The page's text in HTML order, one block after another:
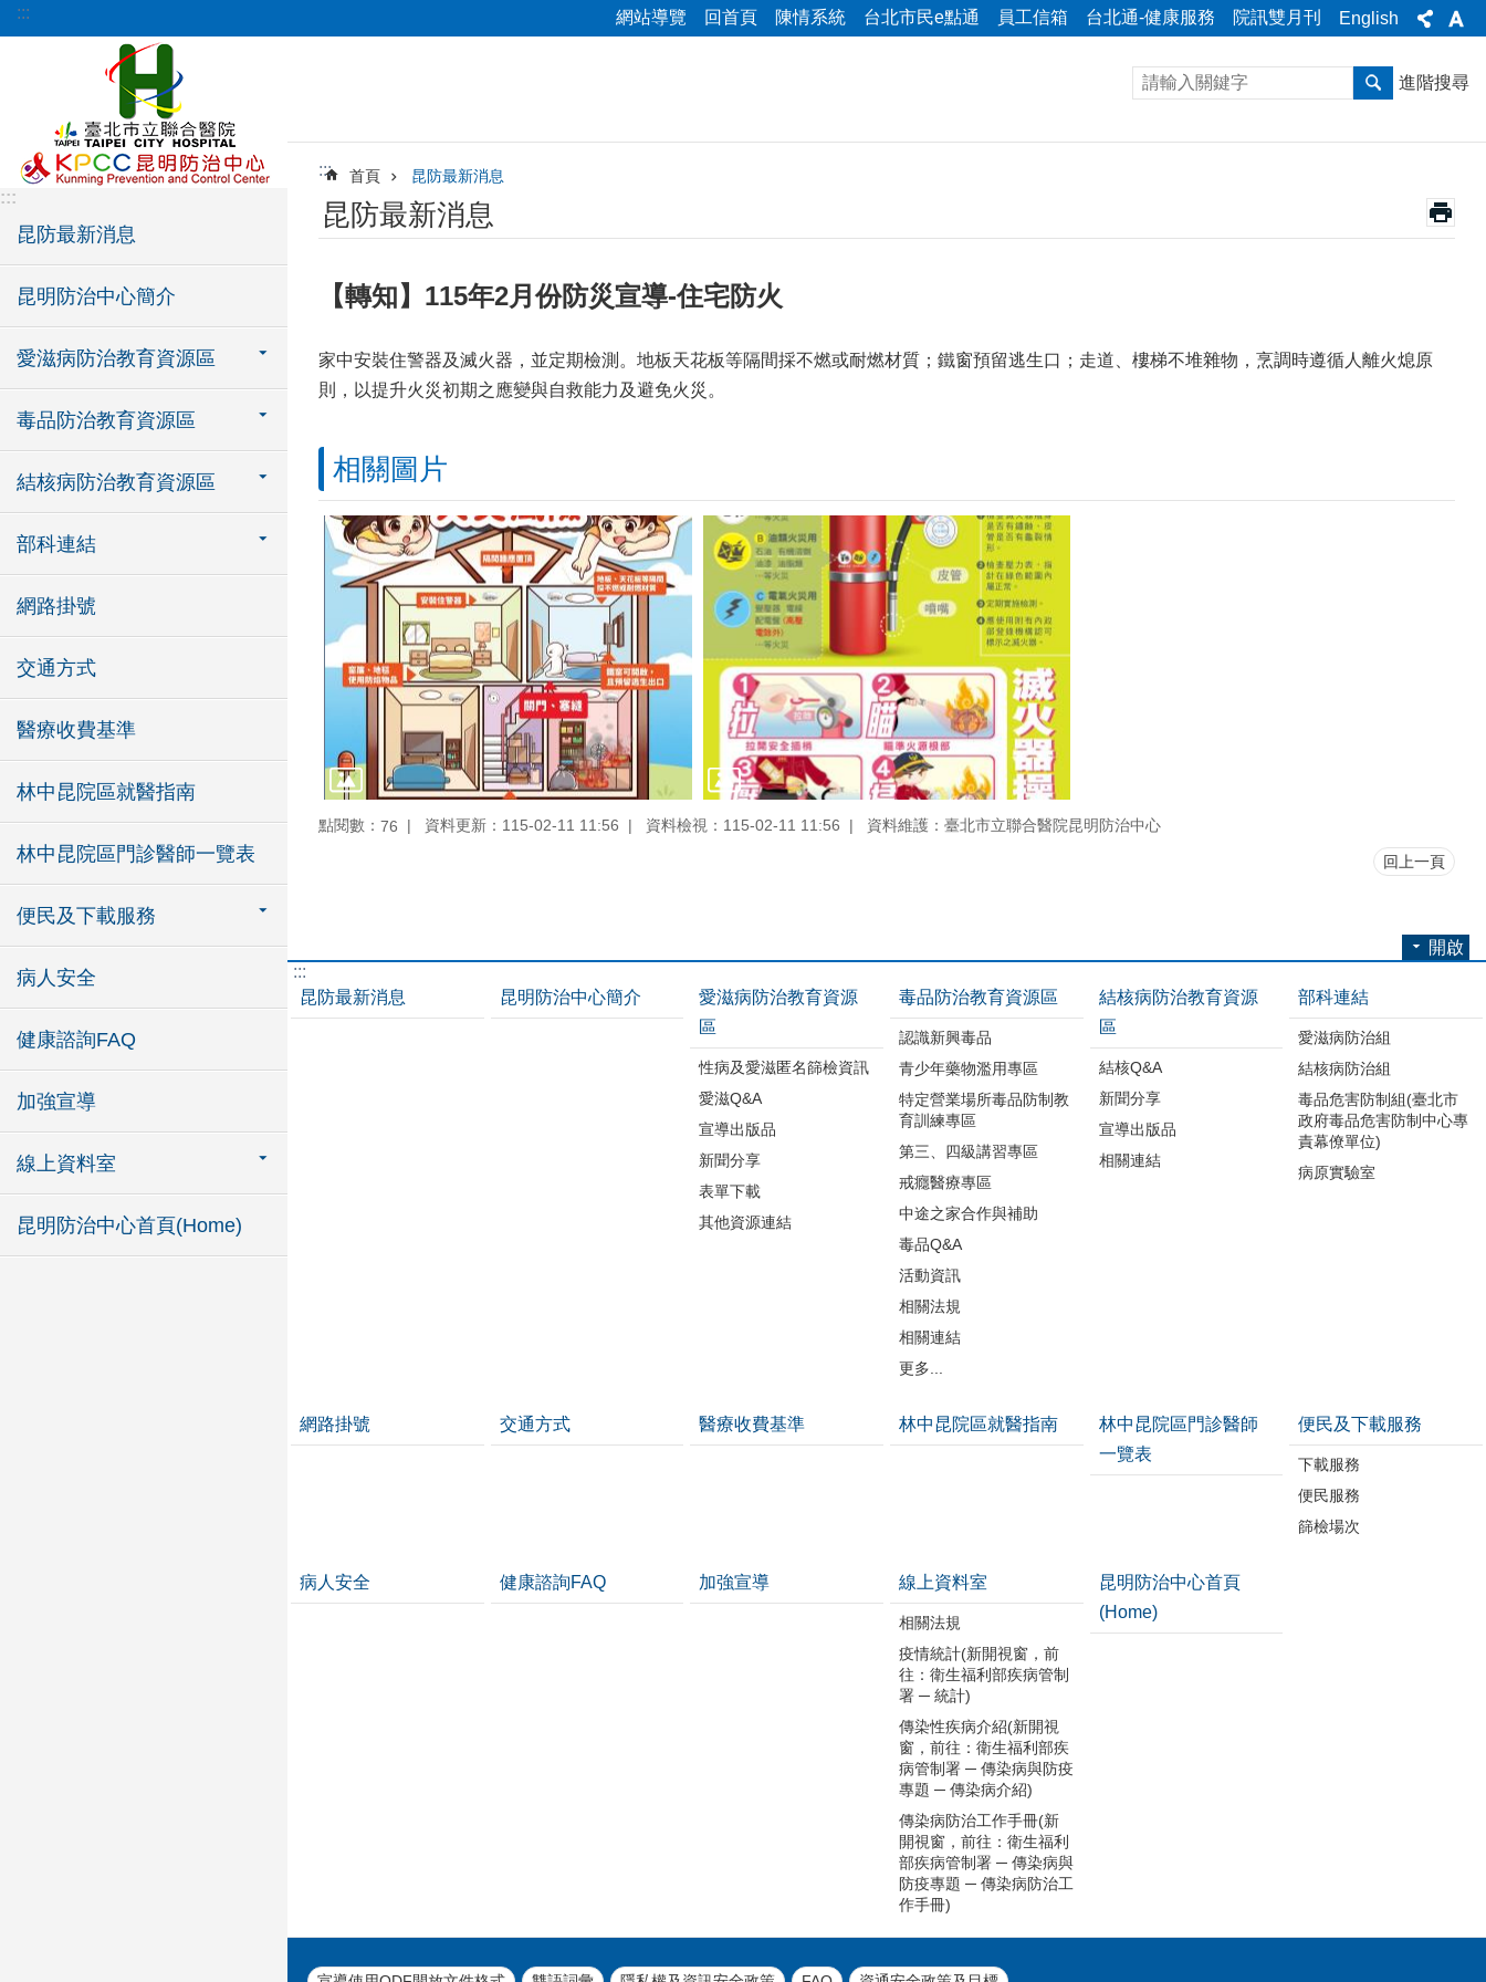
跳到主要內容區塊
::: 網站導覽 回首頁 陳情系統 台北市民e點通 員工信箱 台北通-健康服務 院訊雙月刊 English
:::
昆防最新消息
昆明防治中心簡介
愛滋病防治教育資源區
毒品防治教育資源區
結核病防治教育資源區
部科連結
網路掛號
交通方式
醫療收費基準
林中昆院區就醫指南
林中昆院區門診醫師一覽表
便民及下載服務
病人安全
健康諮詢FAQ
加強宣導
線上資料室
昆明防治中心首頁(Home)
進階搜尋
::: 首頁 昆防最新消息
昆防最新消息
【轉知】115年2月份防災宣導-住宅防火
家中安裝住警器及滅火器，並定期檢測。地板天花板等隔間採不燃或耐燃材質；鐵窗預留逃生口；走道、樓梯不堆雜物，烹調時遵循人離火熄原
則，以提升火災初期之應變與自救能力及避免火災。
相關圖片
點閱數： 76 資料更新：115-02-11 11:56 資料檢視：115-02-11 11:56 資料維護：臺北市立聯合醫院昆明防治中心
回上一頁
開啟
:::
昆防最新消息
昆明防治中心簡介
愛滋病防治教育資源
區
性病及愛滋匿名篩檢資訊
愛滋Q&A
宣導出版品
新聞分享
表單下載
其他資源連結
毒品防治教育資源區
認識新興毒品
青少年藥物濫用專區
特定營業場所毒品防制教
育訓練專區
第三、四級講習專區
戒癮醫療專區
中途之家合作與補助
毒品Q&A
活動資訊
相關法規
相關連結
更多...
結核病防治教育資源
區
結核Q&A
新聞分享
宣導出版品
相關連結
部科連結
愛滋病防治組
結核病防治組
毒品危害防制組(臺北市
政府毒品危害防制中心專
責幕僚單位)
病原實驗室
網路掛號 交通方式 醫療收費基準 林中昆院區就醫指南
林中昆院區門診醫師
一覽表
便民及下載服務
下載服務
便民服務
篩檢場次
病人安全 健康諮詢FAQ 加強宣導 線上資料室
相關法規
疫情統計(新開視窗，前
往：衛生福利部疾病管制
署 ─ 統計)
傳染性疾病介紹(新開視
窗，前往：衛生福利部疾
病管制署 ─ 傳染病與防疫
專題 ─ 傳染病介紹)
傳染病防治工作手冊(新
開視窗，前往：衛生福利
部疾病管制署 ─ 傳染病與
防疫專題 ─ 傳染病防治工
作手冊)
昆明防治中心首頁
(Home)